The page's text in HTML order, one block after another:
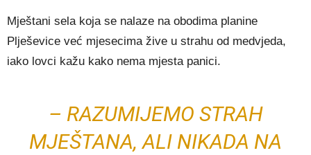
Mještani sela koja se nalaze na obodima planine
Plješevice već mjesecima žive u strahu od medvjeda,
iako lovci kažu kako nema mjesta panici.
– RAZUMIJEMO STRAH
MJEŠTANA, ALI NIKADA NA